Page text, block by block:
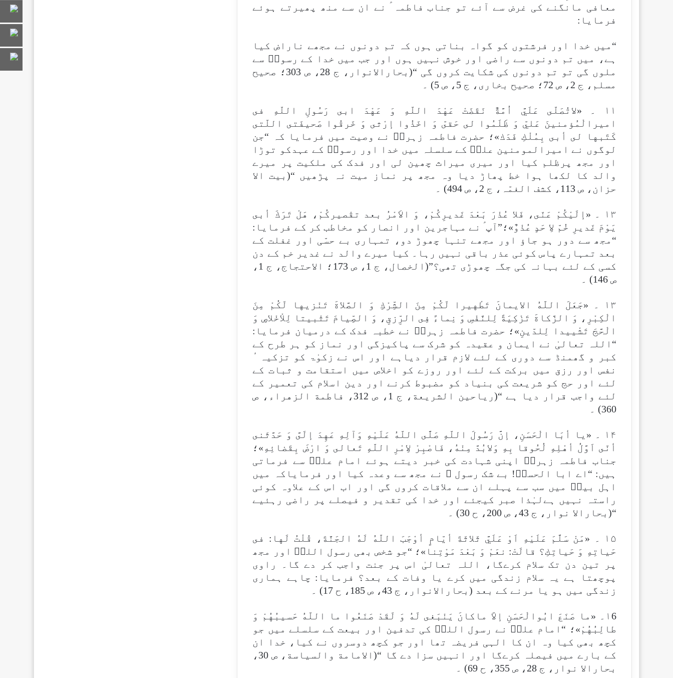
معافی مانگنے کی غرض سے آئے تو جناب فاطمہ ؑ نے ان سے منھ پھیرتے ہوئے
فرمایا:
“میں خدا اور فرشتوں کو گواہ بناتی ہوں کہ تم دونوں نے مجھے ناراض کیا
ہے، میں تم دونوں سے راضی اور خوش نہیں ہوں اور جب میں خدا کے رسولؐ سے
ملوں گی تو تم دونوں کی شکایت کروں گی “(بحارالانوار، ج 28، ص 303؛ صحيح
مسلم، ج 2، ص 72؛ صحیح بخارى، ج 5، ص 5) ۔
۱۱ ۔ «لاتُصَلّى عَلَيَّ اُمَّةٌ نَقَضَتْ عَهْدَ اللّهِ وَ عَهْدَ ابى رَسُولِ اللّهِ فى
اميرالْمُؤمنينَ عَليّ وَ ظَلَمُوا لى حَقىّ وَ اخَذُوا إرْثى وَ خَرقُوا صَحيفَتى اللّتى
كَتَبها لى أبى بِمُلْكِ فَدَك»؛ حضرت فاطمہ زہراؑ نے وصیت میں فرمایا کہ “جن
لوگوں نے امیرالمومنین علیؑ کے سلسلہ میں خدا اور رسولؐ کے عہدکو توڑا
اور مجھ پرظلم کیا اور میری میراث چھین لی اور فدک کی ملکیت پر میرے
والد کا لکھا ہوا خط پھاڑ دیا وہ مجھ پر نماز میت نہ پڑھیں “(بيت الا
حزان، ص 113، كشف الغمّہ، ج 2، ص 494) ۔
۱۳ ۔ «إلَيْكُمْ عَنّى، فَلا عُذْرَ بَعْدَ غَديرِكُمْ، وَ الاَمْرُ بعد تقْصيركُمْ، هَلْ تَرَكَ أبى
يَوْمَ غَديرِ خُمّ لاِ حَدٍ عُذْوٌ»؛”آپ ؑ نے مہاجرین اور انصار کو مخاطب کر کے فرمایا:
“مجھ سے دور ہو جاؤ اور مجھے تنہا چھوڑ دو، تمہاری بے حسّی اور غفلت کے
بعد تمہارے پاس کوئی عذر باقی نہیں رہا۔ کیا میرے والد نے غدیر خم کے دن
کسی کے لئے بہانہ کی جگہ چھوڑی تھی؟”(الخصال، ج 1، ص 173؛ الاحتجاج، ج 1،
ص 146) ۔
۱۳ ۔ «جَعَلَ اللّهُ الايمانَ تَطْهيرا لَكُمْ مِنَ الشِّرْكِ وَ الصَّلاةَ تَنْزيها لَكُمْ مِنَ
الْكِبْرِ، وَ الزَّكاةَ تَزْكِيَةً لِلنَّفْسِ وَ نِماءً فِى الرِّزقِ، وَ الصِّيامَ تَثْبيتا لِلاْخْلاصِ وَ
الْحَّجَ تَشْييدا لِلدّينِ»؛ حضرت فاطمہ زہراؑ نے خطبہ فدک کے درمیان فرمایا:
“اللہ تعالیٰ نے ایمان و عقیدہ کو شرک سے پاکیزگی اور نماز کو ہر طرح کے
کبر و گھمنڈ سے دوری کے لئے لازم قرار دیاہے اور اس نے زکوٰۃ کو تزکیہ ٔ
نفس اور رزق میں برکت کے لئے اور روزے کو اخلاص میں استقامت و ثبات کے
لئے اور حج کو شریعت کی بنیاد کو مضبوط کرنے اور دین اسلام کی تعمیر کے
لئے واجب قرار دیا ہے “(رياحين الشريعة، ج 1، ص 312، فاطمة الزهراء، ص
360) ۔
۱۴ ۔ «يا أبَا الْحَسَنِ، إنَّ رَسُولَ اللّهِ صَلَّى اللّهُ عَلَيْهِ وَآلِهِ عَهِدَ إلَىَّ وَ حَدَّثَنى
أنّى اَوَّلُ أهْلِهِ لُحُوقا بِهِ وَلابُدَّ مِنْهُ، فَاصْبِرْ لاِمْرِ اللّهِ تَعالى وَ ارْضَ بِقَضائِهِ»؛
جناب فاطمہ زہراؑ اپنی شہادت کی خبر دیتے ہوئے امام علیؑ سے فرماتی
ہیں: “اے ابا الحسنؑ! بے شک رسول ؐ نے مجھ سے وعدہ کیا اور فرمایاکہ میں
اہل بیتؑ میں سب سے پہلے ان سے ملاقات کروں گی اور اب اس کے علاوہ کوئی
راستہ نہیں ہےلہٰذا صبر کیجئے اور خدا کی تقدیر و فیصلے پر راضی رہئیے
“(بحارالا نوار، ج 43، ص 200، ح 30) ۔
۱۵ ۔ «مَنْ سَلَّمَ عَلَيْهِ اَوْ عَلَيَّ ثَلاثَةَ أيّامٍ أوْجَبَ اللّهُ لَهُ الجَنَّةَ، قُلْتُ لَها: فى
حَياتِهِ وَ حَياتِكِ؟ قالَتْ: نعَمْ وَ بَعْدَ مَوْتِنا»؛ “جو شخص بھی رسول اللہؐ اور مجھ
پر تین دن تک سلام کرےگا، اللہ تعالیٰ اس پر جنت واجب کر دے گا۔ راوی
پوچھتا ہے یہ سلام زندگی میں کرے یا وفات کے بعد؟ فرمایا: چاہے ہماری
زندگی میں ہو یا مرنے کے بعد (بحارالانوار، ج 43، ص 185، ح 17) ۔
۱6۔ «ما صَنَعَ ابُوالْحَسَنِ إلاّ ماكانَ يَنْبَغى لَهُ وَ لَقَدْ صَنَعُوا ما اللّهُ حَسيبُهُمْ وَ
طالِبُهُمْ»؛ “امام علیؑ نے رسول اللہؐ کی تدفین اور بیعت کے سلسلے میں جو
کچھ بھی کیا وہ ان کا الہی فریضہ تھا اور جو کچھ دوسروں نے کیا، خدا ان
کے بارے میں فیصلہ کرےگا اور انہیں سزا دے گا “(الامامة والسياسة، ص 30،
بحارالا نوار، ج 28، ص 355، ح 69) ۔